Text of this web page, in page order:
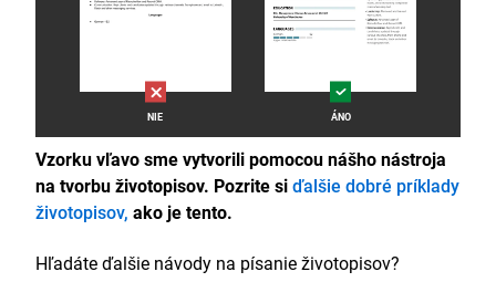
NIE ÁNO
Vzorku vľavo sme vytvorili pomocou nášho nástroja
na tvorbu životopisov. Pozrite siďalšie dobré príklady
životopisov, ako je tento.
Hľadáte ďalšie návody na písanie životopisov?